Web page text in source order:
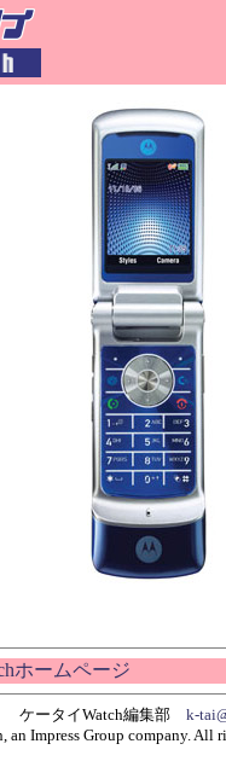
ホームページ
ケータイWatch編集部 k-
Impress Group company. All